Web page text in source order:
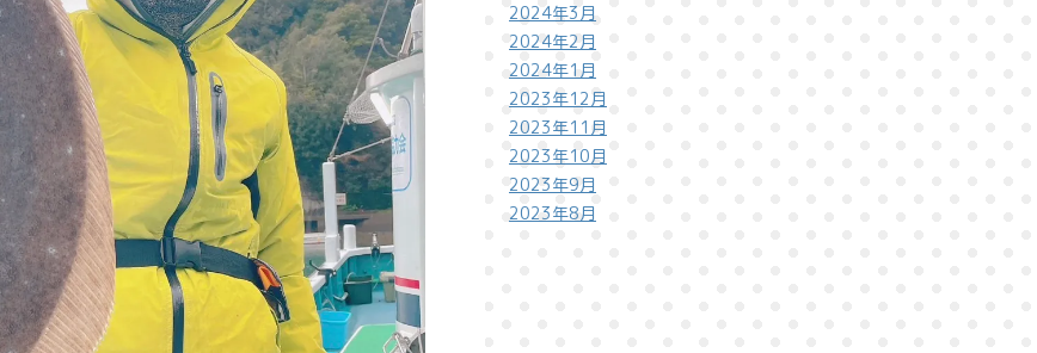
2024年3月
2024年2月
2024年1月
2023年12月
2023年11月
2023年10月
2023年9月
2023年8月